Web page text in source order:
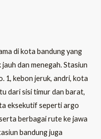
di kota bandung yang
dan menegah. Stasiun
1, kebon jeruk, andri, kota
dari sisi timur dan barat,
eksekutif seperti argo
berbagai rute ke jawa
bandung juga